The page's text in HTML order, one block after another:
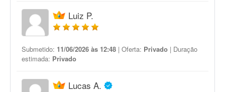
Luiz P.
Submetido: 11/06/2026 às 12:48 | Oferta: Privado | Duração
estimada: Privado
Lucas A.